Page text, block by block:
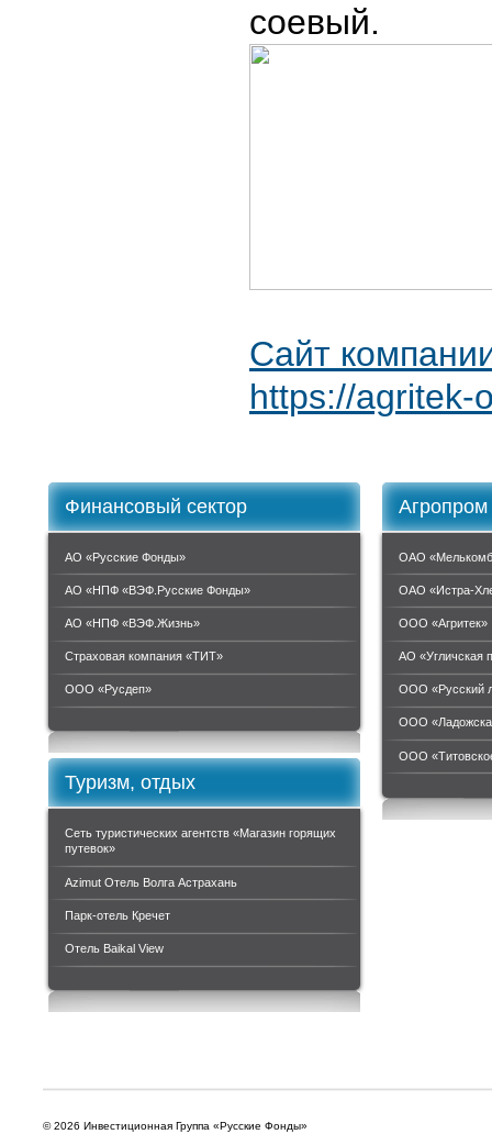
соевый.
Сайт
https://agritek-
Финансовый сектор
АО «Русские Фонды»
АО «НПФ «ВЭФ.Русские Фонды»
АО «НПФ «ВЭФ.Жизнь»
Страховая компания «ТИТ»
ООО «Руcдеп»
Агропром
ОАО
ОАО «Истра-
ООО «Агритек»
АО «Угличская
ООО «Русский
ООО
ООО
Туризм, отдых
Сеть туристических агентств «Магазин горящих
путевок»
Azimut Отель Волга Астрахань
Парк-отель Кречет
Отель Baikal View
© 2026 Инвестиционная Группа «Русские Фонды»